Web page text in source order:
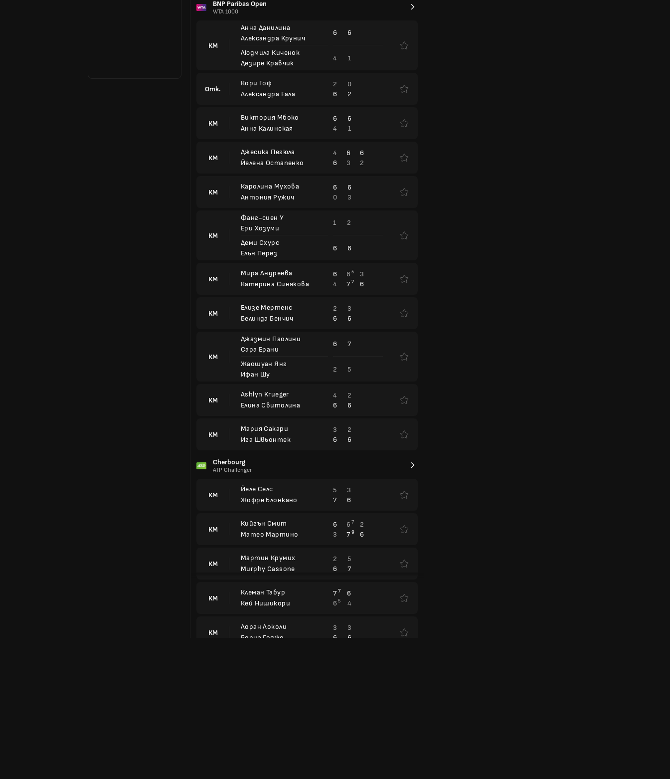
BNP Paribas Open
WTA 1000
КМ
Анна Данилина
Александра Крунич
Людмила Киченок
Дезире Кравчик
6 6
4 1
Отк.
Кори Гоф
Александра Еала
2
0
6
2
КМ
Виктория Мбоко
Анна Калинская
6
6
4
1
КМ
Джесика Пегюла
Йелена Остапенко
4 6
6
6
3 2
КМ
Каролина Мухова
Антония Ружич
6
6
0
3
КМ
Фанг-сиен У
Ери Хозуми
Деми Схурс
Елън Перез
1 2
6 6
КМ
Мира Андреева
Катерина Синякова
6 6 5
3
4
7 7 6
КМ
Елизе Мертенс
Белинда Бенчич
2
3
6
6
КМ
Джазмин Паолини
Сара Ерани
Жаошуан Янг
Ифан Шу
6 7
2 5
КМ
Ashlyn Krueger
Елина Свитолина
4
2
6
6
КМ
Мария Сакари
Ига Швьонтек
3
2
6
6
Cherbourg
ATP Challenger
КМ
Йеле Селс
Жофре Блонкано
5
3
7
6
КМ
Кийгън Смит
Матео Мартино
6 6 7
2
3
7 9 6
КМ
Мартин Крумих
Murphy Cassone
2
5
6
7
КМ
Клеман Табур
Кей Нишикори
7 7
6
6 5 4
КМ
Лоран Локоли
Борна Годжо
3
3
6
6